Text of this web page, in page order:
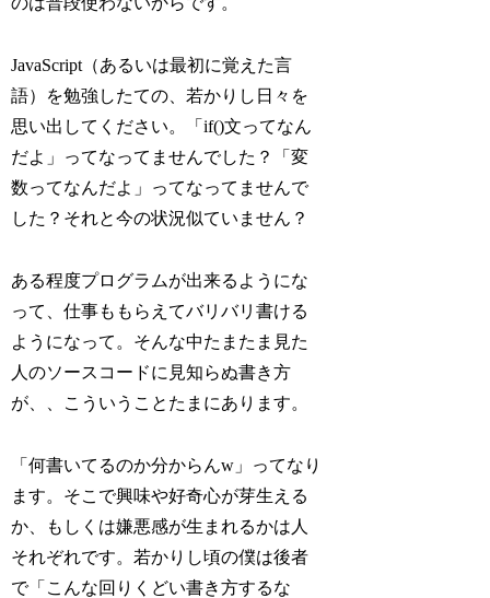
JavaScript（あるいは最初に覚えた言
語）を勉強したての、若かりし日々を
思い出してください。「if()文ってなん
だよ」ってなってませんでした？「変
数ってなんだよ」ってなってませんで
した？それと今の状況似ていません？
ある程度プログラムが出来るようにな
って、仕事ももらえてバリバリ書ける
ようになって。そんな中たまたま見た
人のソースコードに見知らぬ書き方
が、、こういうことたまにあります。
「何書いてるのか分からんw」ってなり
ます。そこで興味や好奇心が芽生える
か、もしくは嫌悪感が生まれるかは人
それぞれです。若かりし頃の僕は後者
で「こんな回りくどい書き方するな